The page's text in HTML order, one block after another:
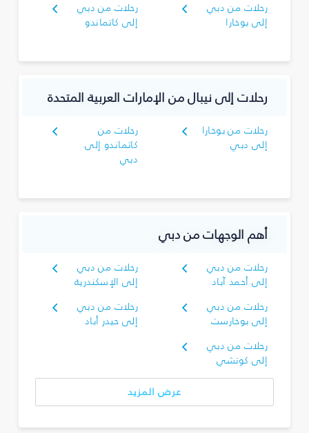
رحلات من دبي
إلى بوخارا
رحلات من دبي
إلى كاتماندو
رحلات إلى نيبال من الإمارات العربية المتحدة
رحلات من بوخارا
إلى دبي
رحلات من
كاتماندو إلى
دبي
أهم الوجهات من دبي
رحلات من دبي
إلى أحمد آباد
رحلات من دبي
إلى الإسكندرية
رحلات من دبي
إلى بوخارست
رحلات من دبي
إلى حيدر أباد
رحلات من دبي
إلى كوتشي
عرض المزيد